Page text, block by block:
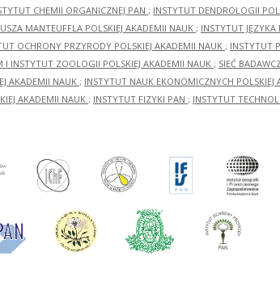
CHEMII ORGANICZNEJ PAN ; INSTYTUT DENDROLOGII
MANTEUFFLA POLSKIEJ AKADEMII NAUK ; INSTYTUT
OCHRONY PRZYRODY POLSKIEJ AKADEMII NAUK ; INSTYTUT
I INSTYTUT ZOOLOGII POLSKIEJ AKADEMII NAUK ; SIEĆ
AKADEMII NAUK ; INSTYTUT NAUK EKONOMICZNYCH POLSKIEJ
AKADEMII NAUK ; INSTYTUT FIZYKI PAN ; INSTYTUT